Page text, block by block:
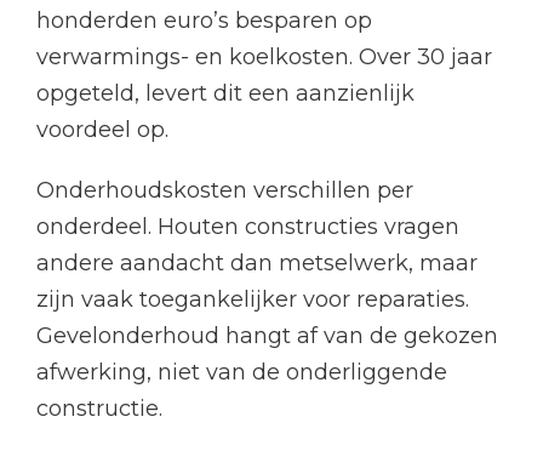
honderden euro’s besparen op
verwarmings- en koelkosten. Over 30 jaar
opgeteld, levert dit een aanzienlijk
voordeel op.
Onderhoudskosten verschillen per
onderdeel. Houten constructies vragen
andere aandacht dan metselwerk, maar
zijn vaak toegankelijker voor reparaties.
Gevelonderhoud hangt af van de gekozen
afwerking, niet van de onderliggende
constructie.